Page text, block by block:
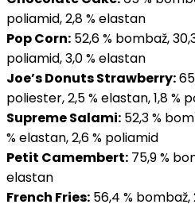
poliamid, 2,8 % elastan
Pop Corn: 52,6 % bombaž,
poliamid, 3,0 % elastan
Joe’s Donuts Strawberry:
poliester, 2,5 % elastan, 1,8 %
Supreme Salami: 52,3 %
% elastan, 2,6 % poliamid
Petit Camembert: 75,9 %
elastan
French Fries: 56,4 % bombaž,